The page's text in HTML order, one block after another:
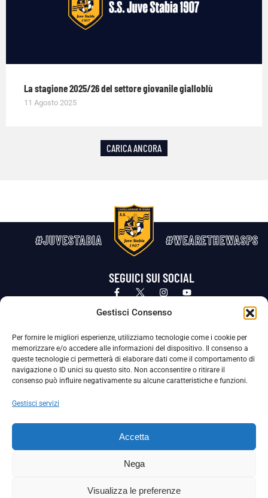
Gestisci Consenso
Per fornire le migliori esperienze, utilizziamo tecnologie come i cookie per
memorizzare e/o accedere alle informazioni del dispositivo. Il consenso a
queste tecnologie ci permetterà di elaborare dati come il comportamento di
navigazione o ID unici su questo sito. Non acconsentire o ritirare il
consenso può influire negativamente su alcune caratteristiche e funzioni.
Gestisci servizi
Accetta
Nega
Visualizza le preferenze
La stagione 2025/26 del settore giovanile gialloblù
11 Agosto 2025
CARICA ANCORA
#JUVESTABIA #WEARETHEWASPS
SEGUICI SUI SOCIAL
Privacy Policy Cookie Policy
La Società ha nominato il Responsabile della Protezione dei Dati Personali (DPO), figura specializzata che vigila sulle modalità
adottate dalla nostra Società per tutelare i Suoi dati personali.
Per contattare il DPO può scrivere a
La Società ha inoltre adottato un proprio Codice Etico, consultabile al seguente link:
Scarica il Codice Etico